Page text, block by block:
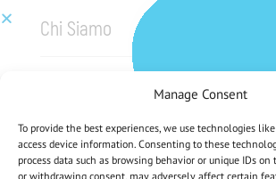
Manage Consent
To provide the best experiences, we use technologies
access device information. Consenting to these
process data such as browsing behavior or unique IDs
or withdrawing consent, may adversely affect certain
Chi Siamo
Pagamenti sicuri